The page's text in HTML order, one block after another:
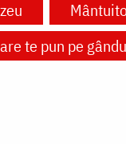
te pun pe